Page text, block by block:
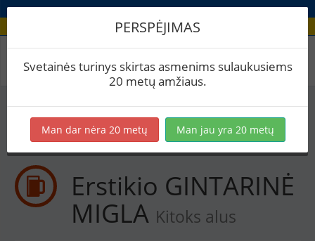
Receptas / Erstikio GINTARINĖ MIGLA
Virimai (1)
BeerXML
Erstikio GINTARINĖ
MIGLA Kitoks alus
PERSPĖJIMAS
Svetainės turinys skirtas asmenims sulaukusiems
20 metų amžiaus.
Man dar nėra 20 metų Man jau yra 20 metų